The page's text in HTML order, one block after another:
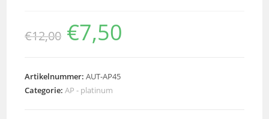
€12,00 €7,50
Artikelnummer:AUT-AP45
Categorie:AP - platinum